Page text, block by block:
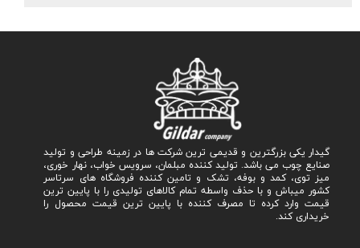
گیدار یکی بزرگترین و قدیمی ترین شرکت ها در زمینه طراحی و تولید
صنایع چوب می باشد. تولید کننده مبلمان، سرویس خواب، نهار خوری،
میز توی، کمد و بوفه، تشک و تامین کننده فروشگاه های سرتاسر
کشور میباش و با حذف واسطه تمام کالاهای تولیدی را با پایین ترین
قیمت وارد کرده تا مصرف کننده با پایین ترین قیمت محصول را
خریداری کند.